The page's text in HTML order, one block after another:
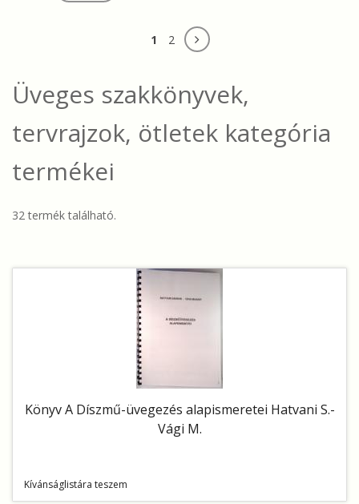
1 2
Üveges szakkönyvek,
tervrajzok, ötletek kategória
termékei
32 termék található.
Könyv A Díszmű-üvegezés alapismeretei Hatvani S.-
Vági M.
Kívánságlistára teszem